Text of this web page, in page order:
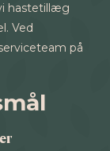
hastetillæg
Ved
på